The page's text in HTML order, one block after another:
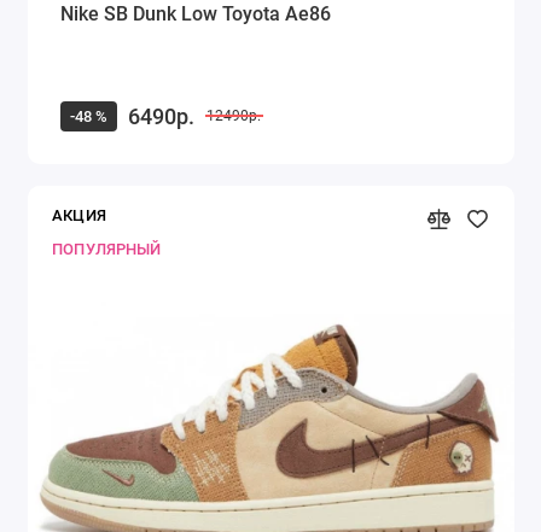
Nike SB Dunk Low Toyota Ae86
-48 % 6490р. 12490р.
АКЦИЯ
ПОПУЛЯРНЫЙ